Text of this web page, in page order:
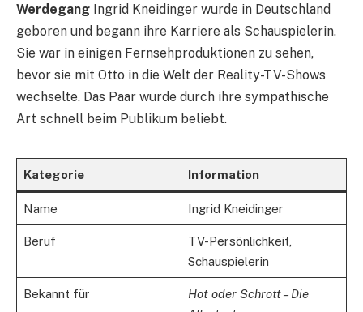
Werdegang Ingrid Kneidinger wurde in Deutschland
geboren und begann ihre Karriere als Schauspielerin.
Sie war in einigen Fernsehproduktionen zu sehen,
bevor sie mit Otto in die Welt der Reality-TV-Shows
wechselte. Das Paar wurde durch ihre sympathische
Art schnell beim Publikum beliebt.
Kategorie Information
Name Ingrid Kneidinger
Beruf
TV-Persönlichkeit,
Schauspielerin
Bekannt für
Hot oder Schrott – Die